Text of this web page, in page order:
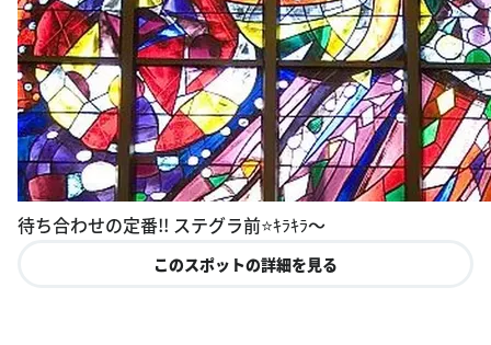
待ち合わせの定番!! ステグラ前⭐ｷﾗｷﾗ〜
このスポットの詳細を見る